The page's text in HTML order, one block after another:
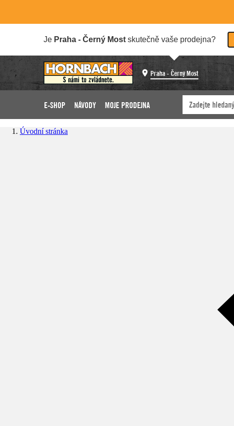
Je Praha - Černý Most skutečně vaše prodejna?
Praha - Černý Most
E-SHOP NÁVODY MOJE PRODEJNA
Úvodní stránka